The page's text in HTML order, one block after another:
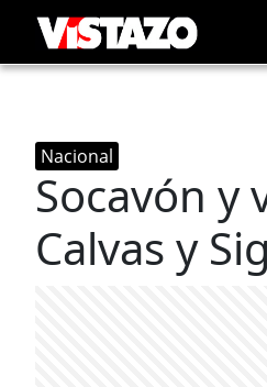
Nacional
Socavón y
Calvas y